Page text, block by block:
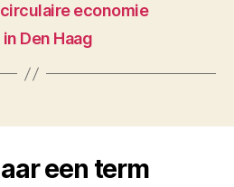
economie
Den Haag
een term